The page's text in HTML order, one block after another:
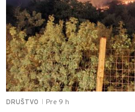
DRUŠTVO Pre 9 h